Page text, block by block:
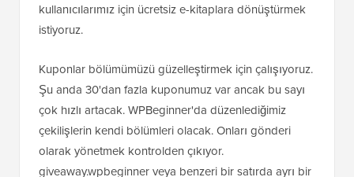
kullanıcılarımız için ücretsiz e-kitaplara dönüştürmek
istiyoruz.
Kuponlar bölümümüzü güzelleştirmek için çalışıyoruz.
Şu anda 30'dan fazla kuponumuz var ancak bu sayı
çok hızlı artacak. WPBeginner'da düzenlediğimiz
çekilişlerin kendi bölümleri olacak. Onları gönderi
olarak yönetmek kontrolden çıkıyor.
giveaway.wpbeginner veya benzeri bir satırda ayrı bir